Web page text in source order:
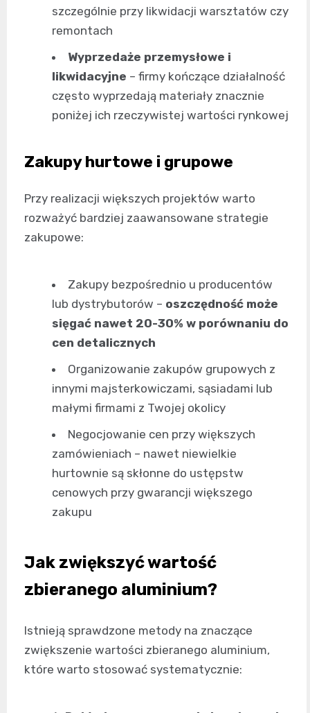
szczególnie przy likwidacji warsztatów czy
remontach
Wyprzedaże przemysłowe i
likwidacyjne – firmy kończące działalność
często wyprzedają materiały znacznie
poniżej ich rzeczywistej wartości rynkowej
Zakupy hurtowe i grupowe
Przy realizacji większych projektów warto
rozważyć bardziej zaawansowane strategie
zakupowe:
Zakupy bezpośrednio u producentów
lub dystrybutorów – oszczędność może
sięgać nawet 20-30% w porównaniu do
cen detalicznych
Organizowanie zakupów grupowych z
innymi majsterkowiczami, sąsiadami lub
małymi firmami z Twojej okolicy
Negocjowanie cen przy większych
zamówieniach – nawet niewielkie
hurtownie są skłonne do ustępstw
cenowych przy gwarancji większego
zakupu
Jak zwiększyć wartość
zbieranego aluminium?
Istnieją sprawdzone metody na znaczące
zwiększenie wartości zbieranego aluminium,
które warto stosować systematycznie: